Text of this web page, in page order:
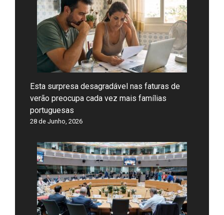
Esta surpresa desagradável nas faturas de
verão preocupa cada vez mais famílias
portuguesas
28 de Junho, 2026